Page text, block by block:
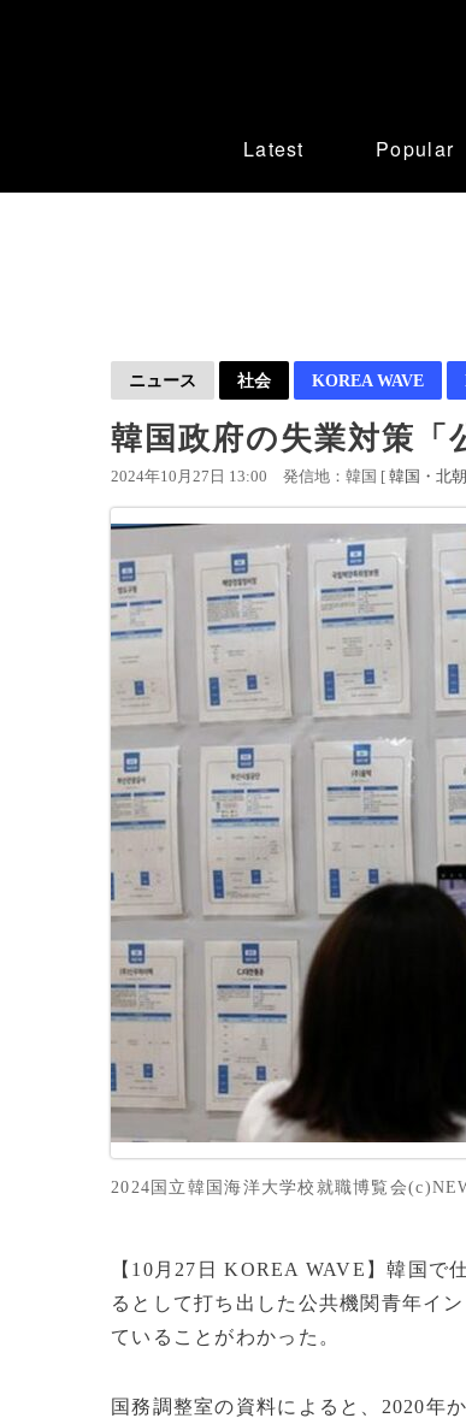
Latest Popular
ニュース 社会 KOREA WAVE
韓国政府の失業対策
2024年10月27日 13:00 発信地：韓国 [ 韓国・北
2024国立韓国海洋大学校就職博覧会
【10月27日 KOREA WAVE】韓国で
るとして打ち出した公共機関青年イ
ていることがわかった。
国務調整室の資料によると、2020年